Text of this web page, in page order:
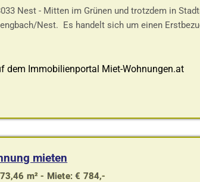
Nest - Mitten im Grünen und trotzdem in
Nest. Es handelt sich um einen
dem Immobilienportal Miet-Wohnungen.at
mieten
m² - Miete: € 784,-